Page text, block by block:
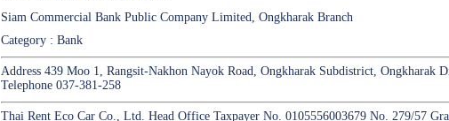
Siam Commercial Bank Public Company Limited, Ongkharak Branch
Category : Bank
Address 439 Moo 1, Rangsit-Nakhon Nayok Road, Ongkharak Subdistrict, Ongkharak
Telephone 037-381-258
Thai Rent Eco Car Co., Ltd. Head Office Taxpayer No. 0105556003679 No. 279/57